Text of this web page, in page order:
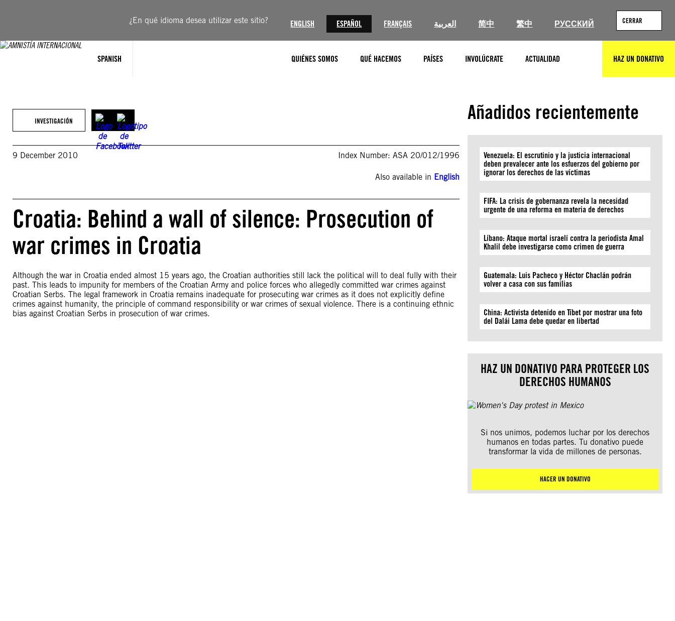
¿En qué idioma desea utilizar este sitio? ENGLISH ESPAÑOL FRANÇAIS العربية 简中 繁中 РУССКИЙ CERRAR
SPANISH QUIÉNES SOMOS QUÉ HACEMOS PAÍSES INVOLÚCRATE ACTUALIDAD HAZ UN DONATIVO
INVESTIGACIÓN
9 December 2010 Index Number: ASA 20/012/1996
Also available in English
Croatia: Behind a wall of silence: Prosecution of
war crimes in Croatia
Although the war in Croatia ended almost 15 years ago, the Croatian authorities still lack the political will to deal fully with their
past. This leads to impunity for members of the Croatian Army and police forces who allegedly committed war crimes against
Croatian Serbs. The legal framework in Croatia remains inadequate for prosecuting war crimes as it does not explicitly define
crimes against humanity, the principle of command responsibility or war crimes of sexual violence. There is a continuing ethnic
bias against Croatian Serbs in prosecution of war crimes.
Añadidos recientemente
Venezuela: El escrutinio y la justicia internacional
deben prevalecer ante los esfuerzos del gobierno por
ignorar los derechos de las víctimas
FIFA: La crisis de gobernanza revela la necesidad
urgente de una reforma en materia de derechos
Líbano: Ataque mortal israelí contra la periodista Amal
Khalil debe investigarse como crimen de guerra
Guatemala: Luis Pacheco y Héctor Chaclán podrán
volver a casa con sus familias
China: Activista detenido en Tíbet por mostrar una foto
del Dalái Lama debe quedar en libertad
HAZ UN DONATIVO PARA PROTEGER LOS
DERECHOS HUMANOS
Si nos unimos, podemos luchar por los derechos
humanos en todas partes. Tu donativo puede
transformar la vida de millones de personas.
HACER UN DONATIVO